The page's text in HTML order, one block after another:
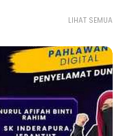
LIHAT SEMUA